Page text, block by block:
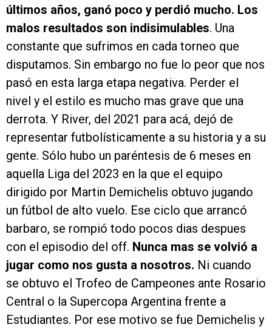
últimos años, ganó poco y perdió mucho. Los
malos resultados son indisimulables. Una
constante que sufrimos en cada torneo que
disputamos. Sin embargo no fue lo peor que nos
pasó en esta larga etapa negativa. Perder el
nivel y el estilo es mucho mas grave que una
derrota. Y River, del 2021 para acá, dejó de
representar futbolísticamente a su historia y a su
gente. Sólo hubo un paréntesis de 6 meses en
aquella Liga del 2023 en la que el equipo
dirigido por Martin Demichelis obtuvo jugando
un fútbol de alto vuelo. Ese ciclo que arrancó
barbaro, se rompió todo pocos dias despues
con el episodio del off. Nunca mas se volvió a
jugar como nos gusta a nosotros. Ni cuando
se obtuvo el Trofeo de Campeones ante Rosario
Central o la Supercopa Argentina frente a
Estudiantes. Por ese motivo se fue Demichelis y